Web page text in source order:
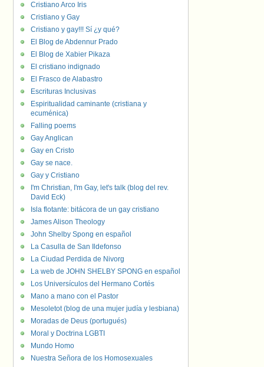
Cristiano Arco Iris
Cristiano y Gay
Cristiano y gay!!! Sí ¿y qué?
El Blog de Abdennur Prado
El Blog de Xabier Pikaza
El cristiano indignado
El Frasco de Alabastro
Escrituras Inclusivas
Espiritualidad caminante (cristiana y
ecuménica)
Falling poems
Gay Anglican
Gay en Cristo
Gay se nace.
Gay y Cristiano
I'm Christian, I'm Gay, let's talk (blog del rev.
David Eck)
Isla flotante: bitácora de un gay cristiano
James Alison Theology
John Shelby Spong en español
La Casulla de San Ildefonso
La Ciudad Perdida de Nivorg
La web de JOHN SHELBY SPONG en español
Los Universículos del Hermano Cortés
Mano a mano con el Pastor
Mesoletot (blog de una mujer judía y lesbiana)
Moradas de Deus (portugués)
Moral y Doctrina LGBTI
Mundo Homo
Nuestra Señora de los Homosexuales